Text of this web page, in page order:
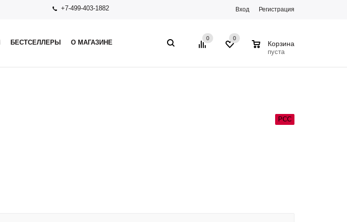
+7-499-403-1882 Вход Регистрация
БЕСТСЕЛЛЕРЫ О МАГАЗИНЕ
0 0
Корзина
пуста
РСС